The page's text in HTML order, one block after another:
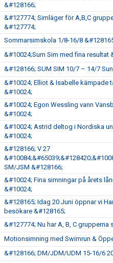
&#128166;
&#127774; Simläger för A,B,C
&#127774;
Sommarsimskola 1/8-16/8
&#10024;Sum Sim med fina resultat
&#128166; SUM SIM 10/7 – 14/7
&#10024; Elliot & Isabelle kämpade
&#10024;
&#10024; Egon Wessling vann
&#10024;
&#10024; Astrid deltog i Nordiska
&#10024;
&#128166; V 27
SM/JSM &#128166;
&#10024; Fina simningar på årets
&#10024;
&#128165; Idag 20 Juni öppnar vi
besökare &#128165;
&#127774; Nu har A, B, C grupperna
Motionsimning med Swimrun &
&#128166; DM/JDM/UDM 15-16/6